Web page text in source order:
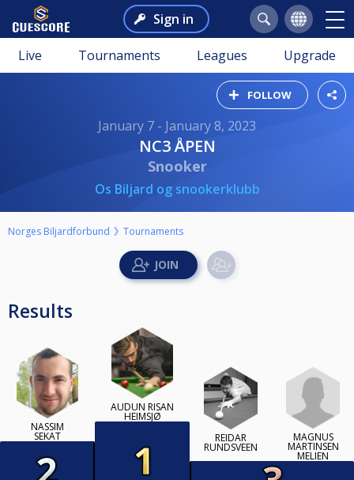
Sign in
Live Tournaments Leagues Upgrade
FOLLOW
January 7 - January 8, 2023
NC3 ÅPEN
Snooker
Os Biljard og snookerklubb
Norges Biljardforbund Tournaments
Results
NASSIM
SEKAT
AUDUN RISAN
HEIMSJØ
REIDAR
RUNDSVEEN
MAGNUS
MARTINSEN
MELIEN